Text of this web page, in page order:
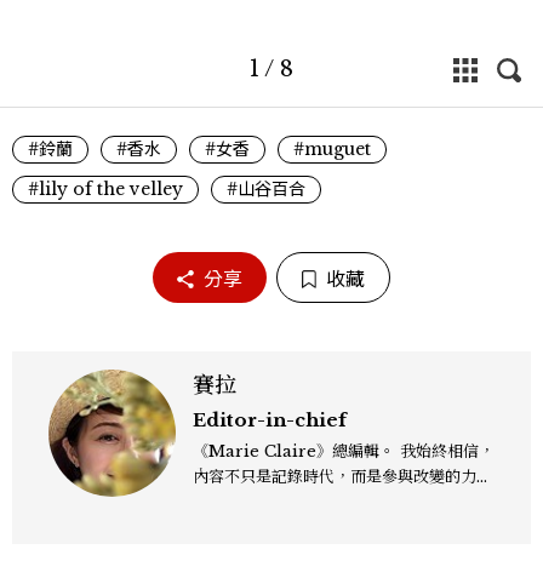
1 / 8
#鈴蘭 #香水 #女香
#muguet
#lily of the velley
#山谷百合
分享 收藏
賽拉
Editor-in-chief
《Marie Claire》總編輯。 我始終相信，
內容不只是記錄時代，而是參與改變的力